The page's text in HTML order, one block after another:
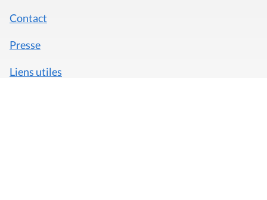
Contact
Presse
Liens utiles